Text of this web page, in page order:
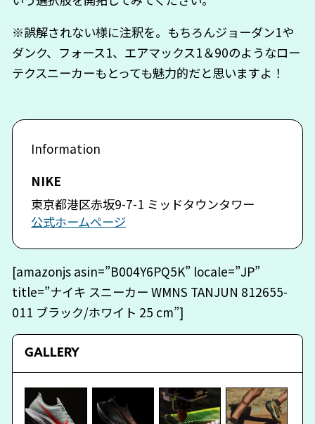
※誤解されない様に注釈を。もちろんジョーダン1や
ダンク、フォース1、エアマックス1＆90のようなロー
テクスニーカーもとっても魅力的だと思いますよ！
NIKE
東京都港区赤坂9-7-1 ミッドタウンタワー
公式ホームページ
[amazonjs asin=”B004Y6PQ5K” locale=”JP”
title=”ナイキ スニーカー WMNS TANJUN 812655-
011 ブラック/ホワイト 25 cm”]
GALLERY